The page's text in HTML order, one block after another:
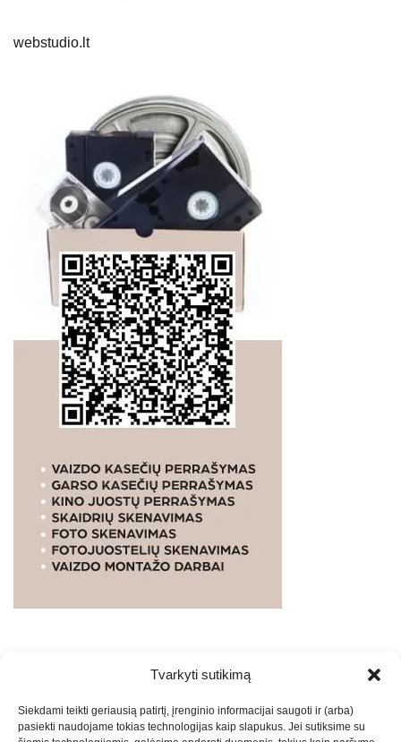
Tvarkyti sutikimą
Siekdami teikti geriausią patirtį, įrenginio informacijai saugoti ir (arba)
pasiekti naudojame tokias technologijas kaip slapukus. Jei sutiksime su
webstudio.lt
PASLAUGOS. SEO tekstų rašymas, turinio kūrimas,
straipsnių rašymas ir talpinimas į mūsų valdomas